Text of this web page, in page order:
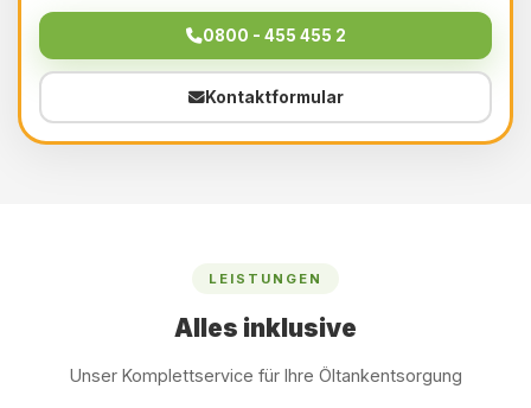
0800 - 455 455 2
Kontaktformular
LEISTUNGEN
Alles inklusive
Unser Komplettservice für Ihre Öltankentsorgung